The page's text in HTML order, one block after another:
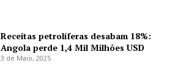
Receitas petrolíferas desabam 18%:
Angola perde 1,4 Mil Milhões USD
3 de Maio, 2025